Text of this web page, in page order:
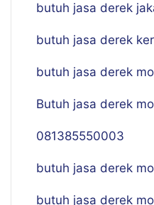
butuh jasa derek
butuh jasa derek
butuh jasa derek
Butuh jasa derek
081385550003
butuh jasa derek
butuh jasa derek